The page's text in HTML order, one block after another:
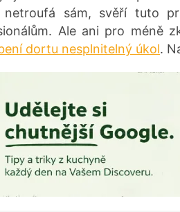
sám, svěří tuto
Ale ani pro méně
dortu nesplnitelný úkol.